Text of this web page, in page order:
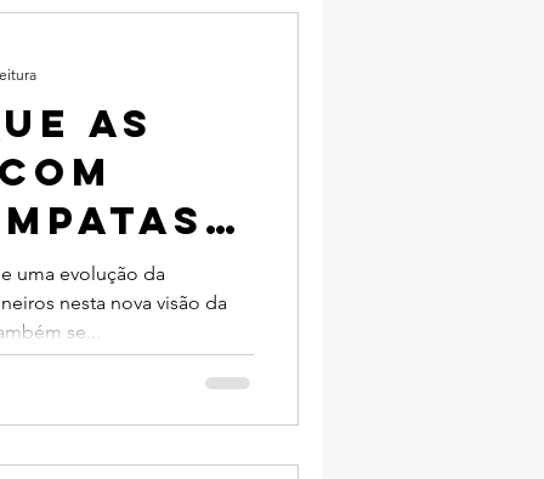
as
seu
uma evolução da
nesta nova visão da
se...